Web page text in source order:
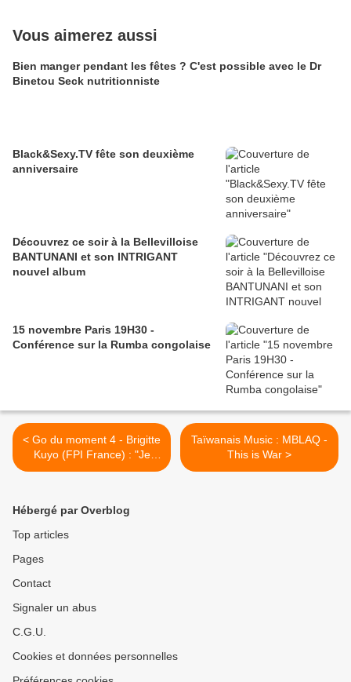
Vous aimerez aussi
Bien manger pendant les fêtes ? C'est possible avec le Dr
Binetou Seck nutritionniste
Black&Sexy.TV fête son deuxième
anniversaire
Découvrez ce soir à la Bellevilloise
BANTUNANI et son INTRIGANT
nouvel album
15 novembre Paris 19H30 -
Conférence sur la Rumba congolaise
< Go du moment 4 - Brigitte
Kuyo (FPI France) : "Je
réclame la libération de
Taïwanais Music : MBLAQ -
This is War >
Hébergé par Overblog
Top articles
Pages
Contact
Signaler un abus
C.G.U.
Cookies et données personnelles